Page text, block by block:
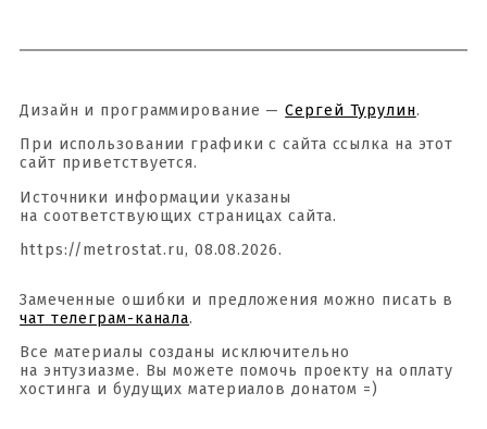
Дизайн и программирование —Сергей Турулин.
При использовании графики с сайта ссылка на этот
сайт приветствуется.
Источники информации указаны
на соответствующих страницах сайта.
https://metrostat.ru, 08.08.2026.
Замеченные ошибки и предложения можно писать в
чат телеграм-канала.
Все материалы созданы исключительно
на энтузиазме. Вы можете помочь проекту на оплату
хостинга и будущих материалов донатом =)